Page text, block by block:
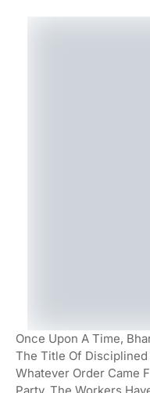
Once Upon A Time,
The Title Of Disciplined
Whatever Order Came